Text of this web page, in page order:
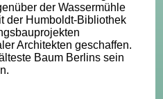
der Wassermühle
der Humboldt-Bibliothek
Architekten geschaffen.
Baum Berlins sein